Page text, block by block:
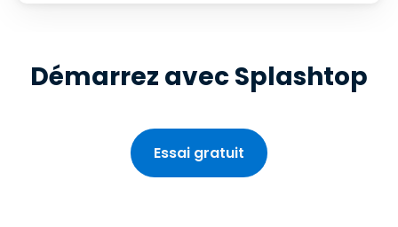
Démarrez avec Splashtop
Essai gratuit